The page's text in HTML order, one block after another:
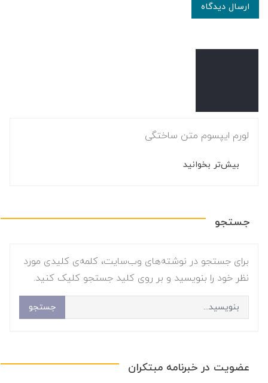
ارسال دیدگاه
لورم ایپسوم متن ساختگی
بیش‌تر بخوانید
جستجو
برای جستجو در نوشته‌های وب‌سایت، کلمه‌ی کلیدی مورد
نظر خود را بنویسید و بر روی کلید جستجو کلیک کنید.
جستجو
عضویت در خبرنامه مبتکران